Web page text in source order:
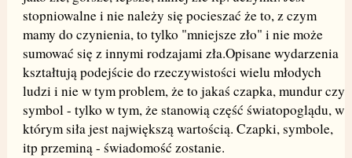
stopniowalne i nie należy się pocieszać że to, z czym
mamy do czynienia, to tylko "mniejsze zło" i nie może
sumować się z innymi rodzajami zła.Opisane wydarzenia
kształtują podejście do rzeczywistości wielu młodych
ludzi i nie w tym problem, że to jakaś czapka, mundur czy
symbol - tylko w tym, że stanowią część światopoglądu, w
którym siła jest największą wartością. Czapki, symbole,
itp przeminą - świadomość zostanie.